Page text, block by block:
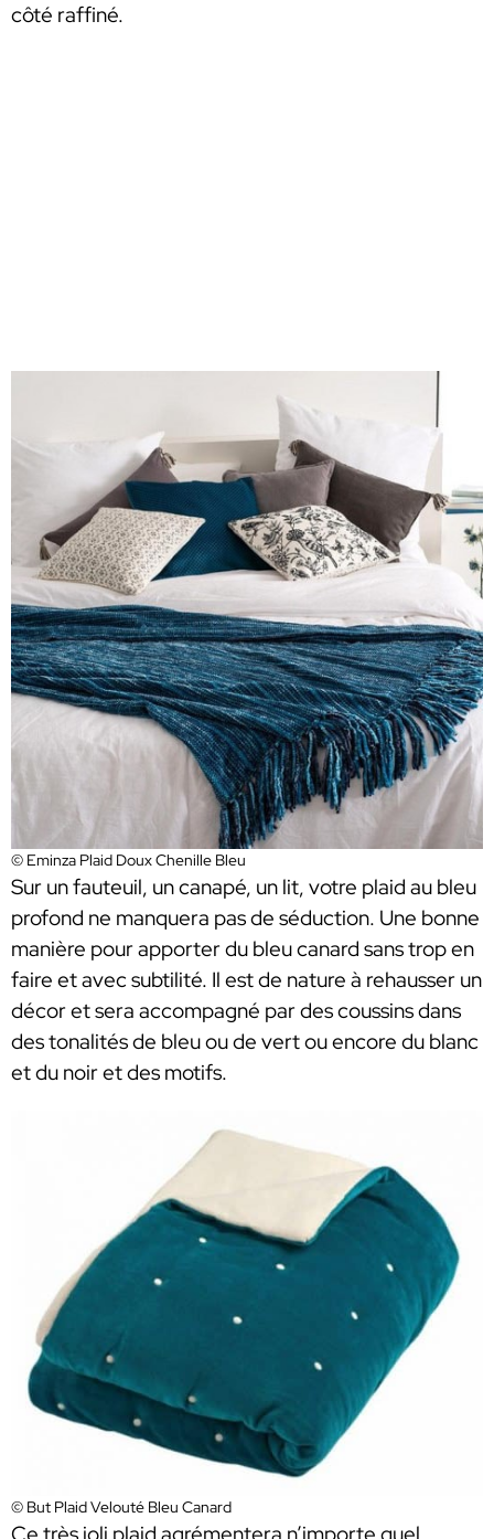
côté raffiné.
© Eminza Plaid Doux Chenille Bleu
Sur un fauteuil, un canapé, un lit, votre plaid au bleu
profond ne manquera pas de séduction. Une bonne
manière pour apporter du bleu canard sans trop en
faire et avec subtilité. Il est de nature à rehausser un
décor et sera accompagné par des coussins dans
des tonalités de bleu ou de vert ou encore du blanc
et du noir et des motifs.
© But Plaid Velouté Bleu Canard